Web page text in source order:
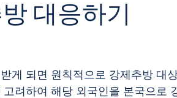
대응하기
게 되면 원칙적으로 강제추방 대
려하여 해당 외국인을 본국으로